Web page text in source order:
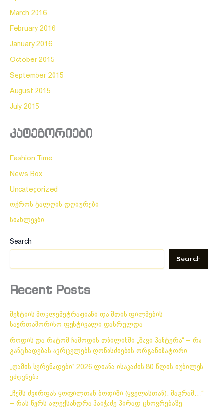
March 2016
February 2016
January 2016
October 2015
September 2015
August 2015
July 2015
კატეგორიები
Fashion Time
News Box
Uncategorized
ოქროს ტალღის დღიურები
სიახლეები
Search
Search
Recent Posts
მესტიის მოკლემეტრაჟიანი და მთის ფილმების
საერთაშორისო ფესტივალი დასრულდა
როდის და რატომ ჩამოდის თბილისში „შავი პანტერა“ – რა
განცხადებას ავრცელებს ღონისძიების ორგანიზატორი
„ღამის სერენადები“ 2026 ლიანა ისაკაძის 80 წლის იუბილეს
ეძღვნება
„ჩემს ძვირფას ყოფილთან ბოდიში (ყველასთან), მაგრამ…“
– რას წერს ალექსანდრა პაიჭაძე პირად ცხოვრებაზე